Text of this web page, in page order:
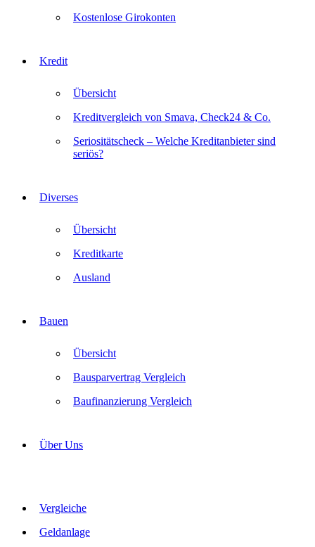
Kostenlose Girokonten
Kredit
Übersicht
Kreditvergleich von Smava, Check24 & Co.
Seriositätscheck – Welche Kreditanbieter sind
seriös?
Diverses
Übersicht
Kreditkarte
Ausland
Bauen
Übersicht
Bausparvertrag Vergleich
Baufinanzierung Vergleich
Über Uns
Vergleiche
Geldanlage